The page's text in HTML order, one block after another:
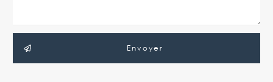
Envoyer